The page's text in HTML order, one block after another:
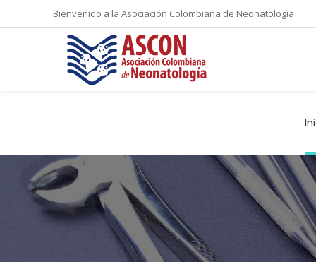
Bienvenido a la Asociación Colombiana de Neonatología